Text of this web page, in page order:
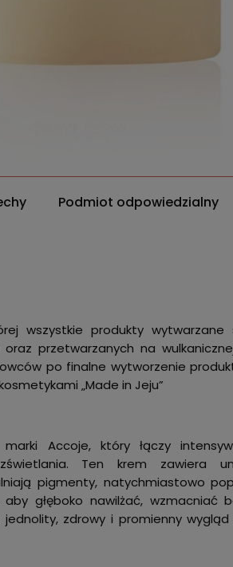
Podmiot odpowiedzialny
wszystkie produkty wytwarzane
przetwarzanych na
po finalne wytworzenie
„Made in Jeju”
Accoje, który łączy
Ten krem zawiera
pigmenty, natychmiastowo
głęboko nawilżać, wzmacniać
zdrowy i promienny